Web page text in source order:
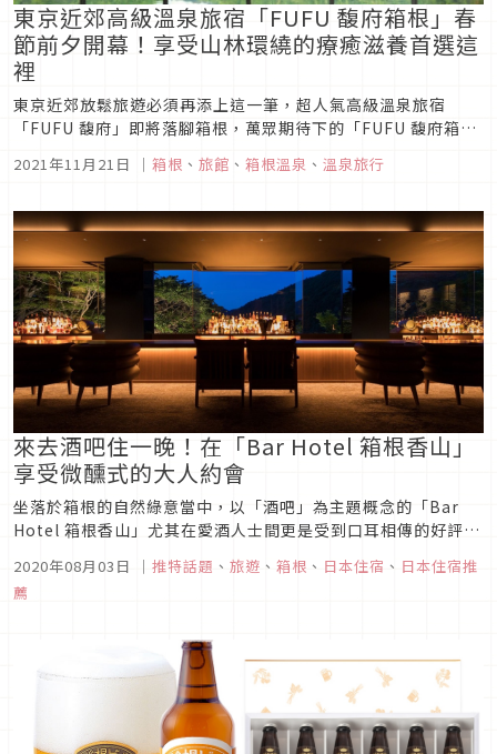
東京近郊高級溫泉旅宿「FUFU 馥府箱根」春
節前夕開幕！享受山林環繞的療癒滋養首選這
裡
東京近郊放鬆旅遊必須再添上這一筆，超人氣高級溫泉旅宿
「FUFU 馥府」即將落腳箱根，萬眾期待下的「FUFU 馥府箱
根」預計在2022年1月26日春節前夕正式開幕，在佇立於山巒、
草木與大自然內的山中度假村好好療癒自己，於美景、溫泉和美
預約起來！
2021年11月21日 ｜ 箱根 、 旅館 、 箱根溫泉 、 溫泉旅行
來去酒吧住一晚！在「Bar Hotel 箱根香山」
享受微醺式的大人約會
坐落於箱根的自然綠意當中，以「酒吧」為主題概念的「Bar
Hotel 箱根香山」尤其在愛酒人士間更是受到口耳相傳的好評，
外，還有暖爐、露天溫泉與直至午夜的酒類暢飲等讓人難以忘懷
的設施與服務，下回想來趟專屬於大人的小旅行的話不妨考慮看
2020年08月03日 ｜ 推特話題 、 旅遊 、 箱根 、 日本住宿 、 日本住宿推
薦